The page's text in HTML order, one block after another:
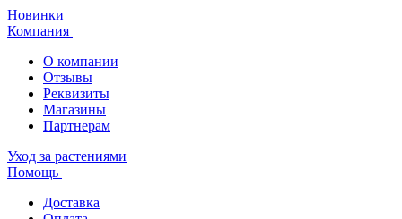
Новинки
Компания
О компании
Отзывы
Реквизиты
Магазины
Партнерам
Уход за растениями
Помощь
Доставка